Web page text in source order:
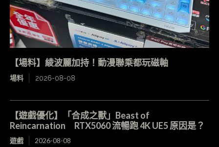
【場料】綾波麗加持！動漫聯乘都玩磁軸
場料 2026-08-08
【遊戲優化】「合成之獸」Beast of
Reincarnation RTX5060 流暢跑 4K UE5 原因是？
遊戲 2026-08-08